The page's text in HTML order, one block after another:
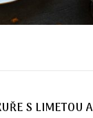
S LIMETOU